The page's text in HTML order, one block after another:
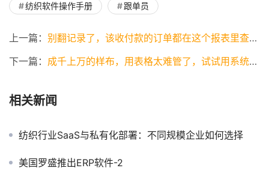
纺织软件操作手册
跟单员
上一篇： 别翻记录了，该收付款的订单都在这个报表里查看处理
下一篇： 成千上万的样布，用表格太难管了，试试用系统管理吧
相关新闻
纺织行业SaaS与私有化部署：不同规模企业如何选择
美国罗盛推出ERP软件-2